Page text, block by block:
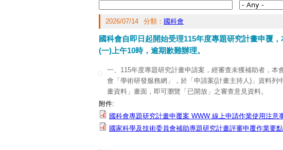
2026/07/14 分類： 國科會
國科會自即日起開始受理115年度專題研究計畫申覆
(一)上午10時，逾期歉難辦理。
一、115年度專題研究計畫申請案，經審查未獲補助者，本
會「學術研發服務網」，於「申請案(計畫主持人)」資料列
畫資料」畫面，即可瀏覽「已開放」之審查意見資料。
附件:
國科會專題研究計畫申覆案 WWW 線上申請作業使用注意
國家科學及技術委員會補助專題研究計畫評審申覆作業要點